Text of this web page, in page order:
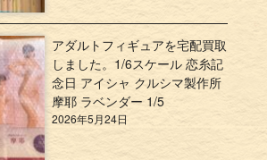
アダルトフィギュアを宅配買取
しました。1/6スケール 恋糸記
念日 アイシャ クルシマ製作所
摩耶 ラベンダー 1/5
2026年5月24日